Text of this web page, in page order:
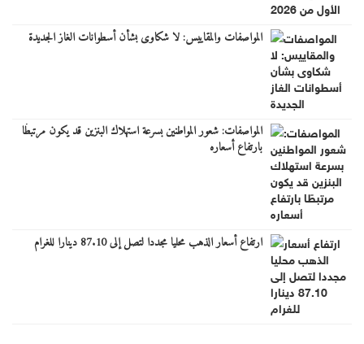
المواصفات والمقاييس: لا شكاوى بشأن أسطوانات الغاز الجديدة
المواصفات: شعور المواطنين بسرعة استهلاك البنزين قد يكون مرتبطًا
بارتفاع أسعاره
ارتفاع أسعار الذهب محليا مجددا لتصل إلى 87.10 دينارا للغرام